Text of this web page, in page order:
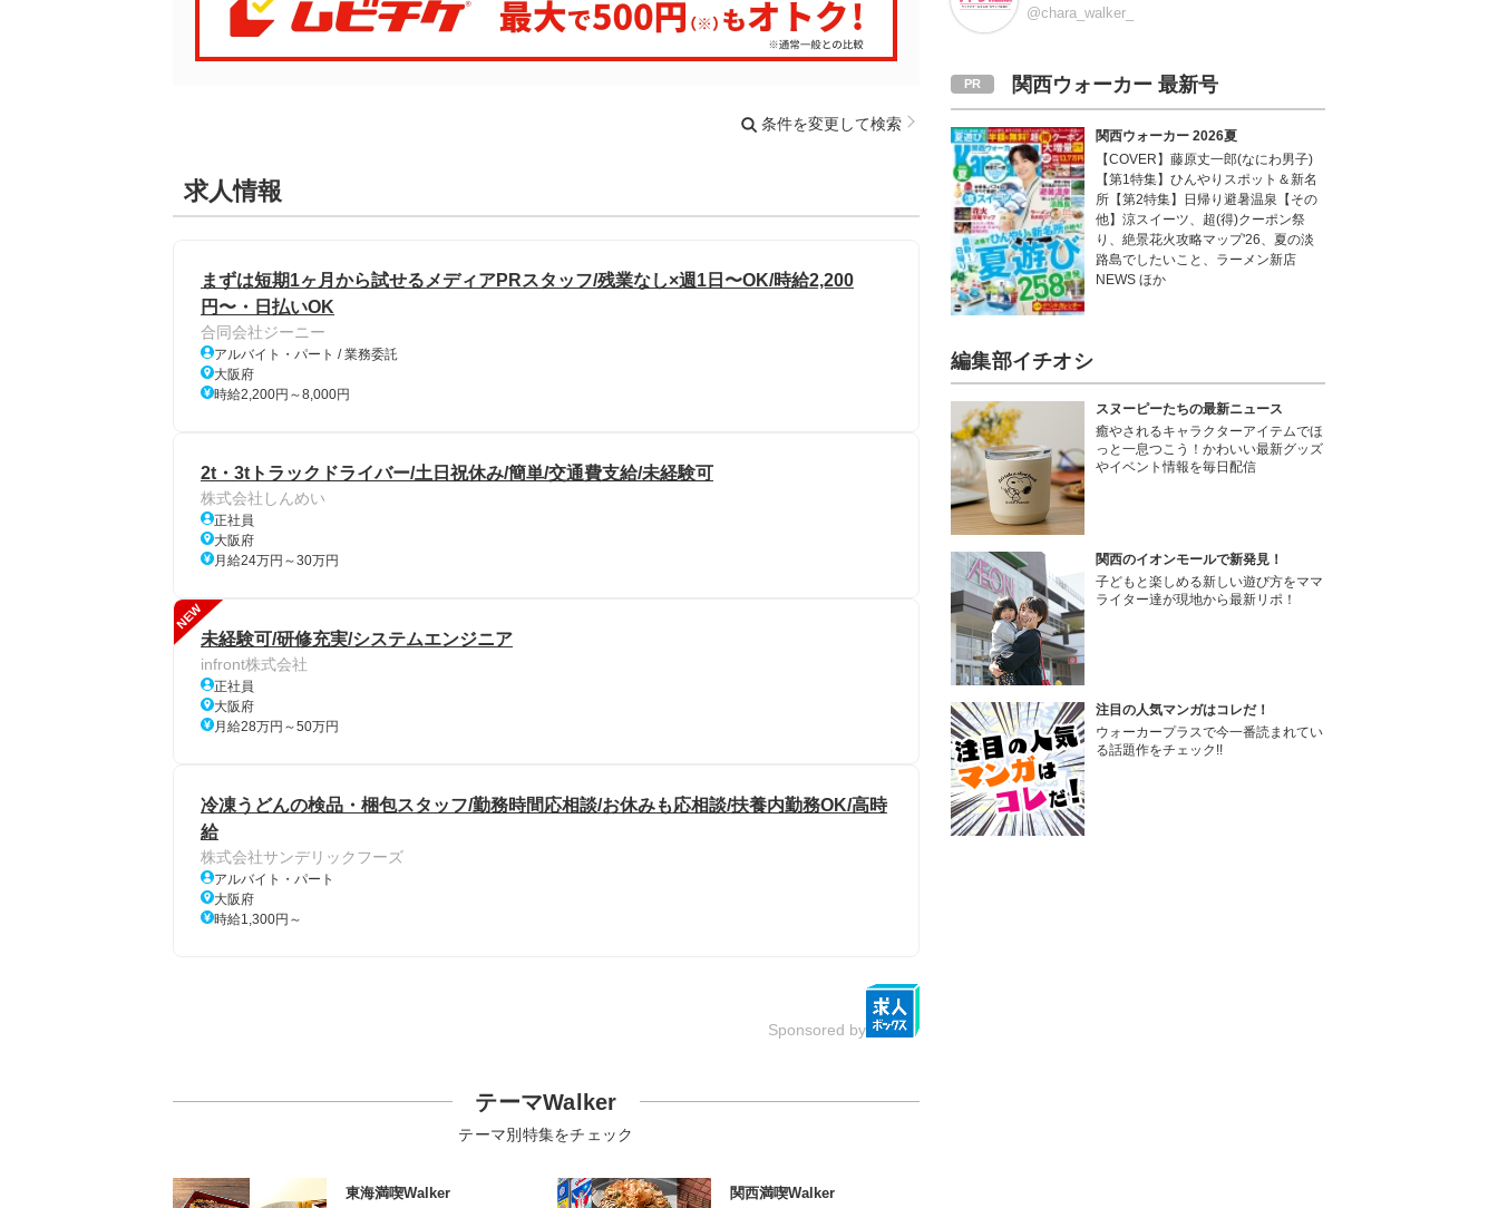
条件を変更して検索
求人情報
まずは短期1ヶ月から試せるメディアPRスタッフ/残業なし×週1日〜OK/時給2,200
円〜・日払いOK
合同会社ジーニー
アルバイト・パート / 業務委託
大阪府
時給2,200円～8,000円
2t・3tトラックドライバー/土日祝休み/簡単/交通費支給/未経験可
株式会社しんめい
正社員
大阪府
月給24万円～30万円
NEW
未経験可/研修充実/システムエンジニア
infront株式会社
正社員
大阪府
月給28万円～50万円
冷凍うどんの検品・梱包スタッフ/勤務時間応相談/お休みも応相談/扶養内勤務OK/高時
給
株式会社サンデリックフーズ
アルバイト・パート
大阪府
時給1,300円～
Sponsored by
テーマWalker
テーマ別特集をチェック
東海満喫Walker
関西満喫Walker
@chara_walker_
関西ウォーカー 最新号
関西ウォーカー 2026夏
【COVER】藤原丈一郎(なにわ男子)
【第1特集】ひんやりスポット＆新名
所【第2特集】日帰り避暑温泉【その
他】涼スイーツ、超(得)クーポン祭
り、絶景花火攻略マップ'26、夏の淡
路島でしたいこと、ラーメン新店
NEWS ほか
編集部イチオシ
スヌーピーたちの最新ニュース
癒やされるキャラクターアイテムでほ
っと一息つこう！かわいい最新グッズ
やイベント情報を毎日配信
関西のイオンモールで新発見！
子どもと楽しめる新しい遊び方をママ
ライター達が現地から最新リポ！
注目の人気マンガはコレだ！
ウォーカープラスで今一番読まれてい
る話題作をチェック!!